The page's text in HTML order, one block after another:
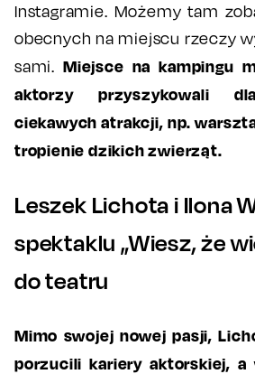
Instagramie. Możemy tam
obecnych na miejscu rzeczy
sami.Miejsce na kampingu
aktorzy przyszykowali
ciekawych atrakcji, np.
tropienie dzikich zwierząt.
Leszek Lichota i Ilona
spektaklu „Wiesz, że
do teatru
Mimo swojej nowej pasji,
porzucili kariery aktorskiej,